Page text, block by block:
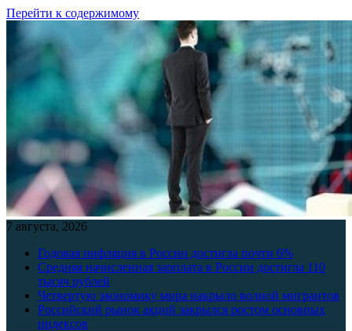
Перейти к содержимому
7 августа, 2026
Годовая инфляция в России достигла почти 6%
Средняя начисленная зарплата в России достигла 110
тысяч рублей
Четвертую экономику мира накрыло волной мигрантов
Российский рынок акций закрылся ростом основных
индексов